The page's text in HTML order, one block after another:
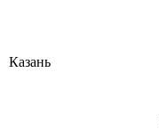
Казань